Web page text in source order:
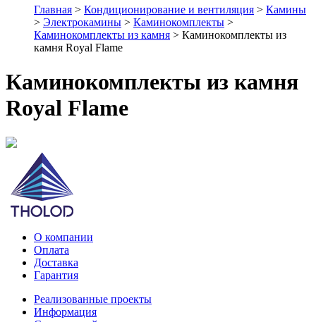
Главная > Кондиционирование и вентиляция > Камины
> Электрокамины > Каминокомплекты >
Каминокомплекты из камня > Каминокомплекты из
камня Royal Flame
Каминокомплекты из камня
Royal Flame
О компании
Оплата
Доставка
Гарантия
Реализованные проекты
Информация